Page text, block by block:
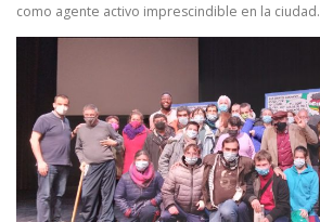
como agente activo imprescindible en la ciudad.